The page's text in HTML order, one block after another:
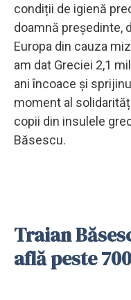
condiții de igienă
doamnă președinte,
Europa din cauza
am dat Greciei 2,1
ani încoace și
moment al
copii din insulele
Băsescu.
Traian
află peste